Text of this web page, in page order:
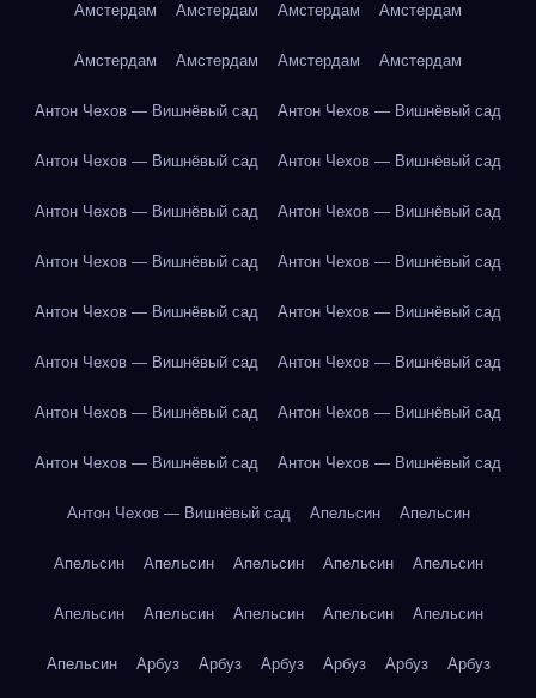
Амстердам Амстердам Амстердам Амстердам
Амстердам Амстердам Амстердам Амстердам
Антон Чехов — Вишнёвый сад Антон Чехов — Вишнёвый сад
Антон Чехов — Вишнёвый сад Антон Чехов — Вишнёвый сад
Антон Чехов — Вишнёвый сад Антон Чехов — Вишнёвый сад
Антон Чехов — Вишнёвый сад Антон Чехов — Вишнёвый сад
Антон Чехов — Вишнёвый сад Антон Чехов — Вишнёвый сад
Антон Чехов — Вишнёвый сад Антон Чехов — Вишнёвый сад
Антон Чехов — Вишнёвый сад Антон Чехов — Вишнёвый сад
Антон Чехов — Вишнёвый сад Антон Чехов — Вишнёвый сад
Антон Чехов — Вишнёвый сад Апельсин Апельсин
Апельсин Апельсин Апельсин Апельсин Апельсин
Апельсин Апельсин Апельсин Апельсин Апельсин
Апельсин Арбуз Арбуз Арбуз Арбуз Арбуз Арбуз